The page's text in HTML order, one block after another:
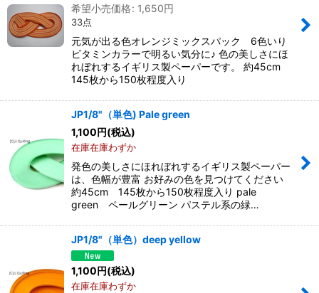
希望小売価格: 1,650円
33点
元気が出る色オレンジミックスパック 6色いり
ビタミンカラーで明るい気分に♪ 色の美しさにほ
れぼれするイギリス製ペーパーです。 約45cm
145枚から150枚程度入り
JP1/8"（単色) Pale green
1,100円(税込)
在庫在庫わずか
発色の美しさにほれぼれするイギリス製ペーパー
は、色幅が豊富 お好みの色を見つけてください
約45cm 145枚から150枚程度入り pale
green ペールグリーン パステル系の緑…
JP1/8"（単色）deep yellow
1,100円(税込)
在庫在庫わずか